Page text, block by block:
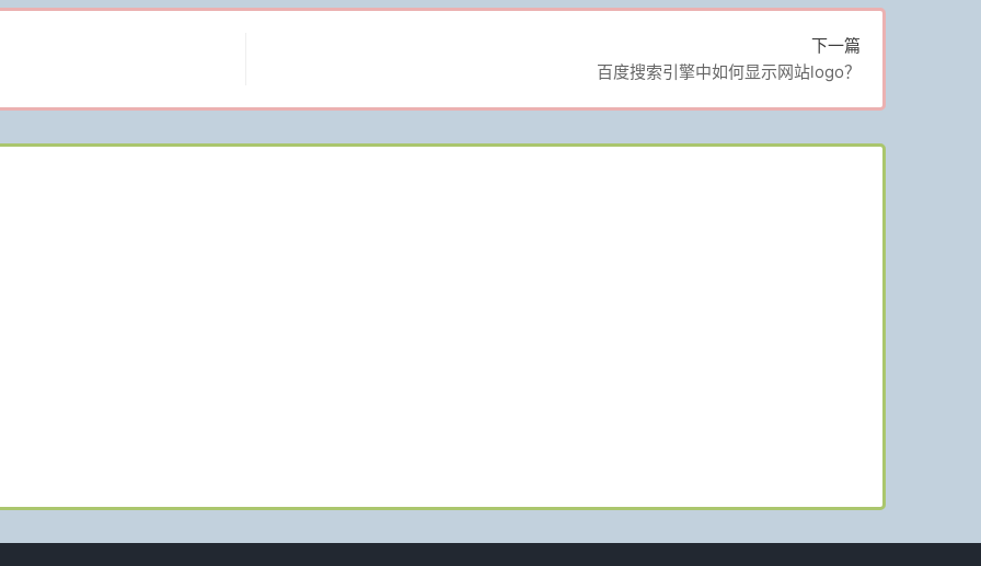
下一篇
百度搜索引擎中如何显示网站logo？